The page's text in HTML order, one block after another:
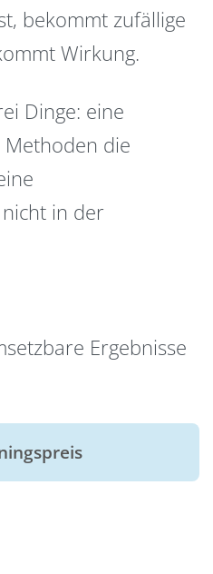
bekommt zufällige
Wirkung.
Dinge: eine
die
in der
Ergebnisse